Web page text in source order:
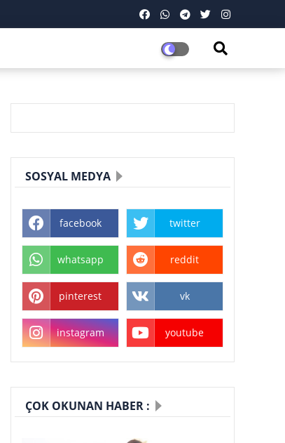
SOSYAL MEDYA
facebook twitter
whatsapp reddit
pinterest vk
instagram youtube
ÇOK OKUNAN HABER :